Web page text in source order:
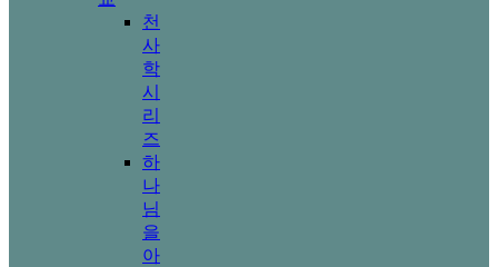
천
사
학
시
리
즈
하
나
님
을
아